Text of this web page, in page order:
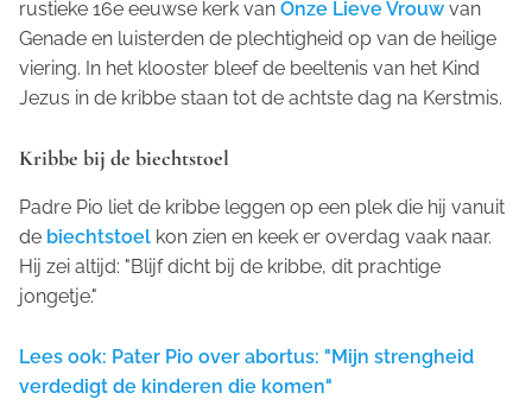
rustieke 16e eeuwse kerk van Onze Lieve Vrouw van
Genade en luisterden de plechtigheid op van de heilige
viering. In het klooster bleef de beeltenis van het Kind
Jezus in de kribbe staan tot de achtste dag na Kerstmis.
Kribbe bij de biechtstoel
Padre Pio liet de kribbe leggen op een plek die hij vanuit
de biechtstoel kon zien en keek er overdag vaak naar.
Hij zei altijd: "Blijf dicht bij de kribbe, dit prachtige
jongetje."
Lees ook: Pater Pio over abortus: "Mijn strengheid
verdedigt de kinderen die komen"